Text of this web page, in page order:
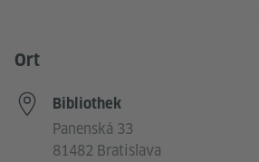
Ort
Bibliothek
Panenská 33
81482 Bratislava